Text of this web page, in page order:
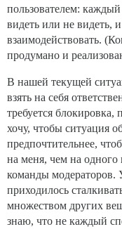
пользователем:
видеть или не видеть,
взаимодействовать.
продумано и
В нашей текущей
взять на себя
требуется
хочу, чтобы ситуация
предпочтительнее,
на меня, чем на одного
команды модераторов.
приходилось
множеством других
знаю, что не каждый